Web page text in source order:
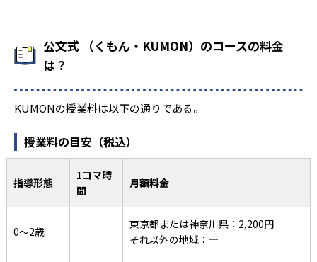
公文式 （くもん・KUMON）のコースの料金
は？
KUMONの授業料は以下の通りである。
授業料の目安（税込）
指導形態
1コマ時
間
月額料金
0〜2歳 ―
東京都または神奈川県：2,200円
それ以外の地域：―